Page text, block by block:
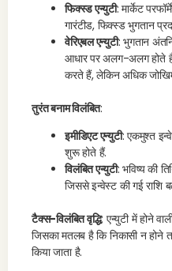
फिक्स्ड एन्युटी: मार्केट
गारंटीड, फिक्स्ड भुगतान
वेरिएबल एन्युटी: भुगतान
आधार पर अलग-अलग होते हैं,
करते हैं, लेकिन अधिक
तुरंत बनाम विलंबित:
इमीडिएट एन्युटी: एकमुश्त
शुरू होते हैं.
विलंबित एन्युटी: भविष्य की
जिससे इन्वेस्ट की गई राशि
टैक्स-विलंबित वृद्धि: एन्युटी में होने
जिसका मतलब है कि निकासी न
किया जाता है.